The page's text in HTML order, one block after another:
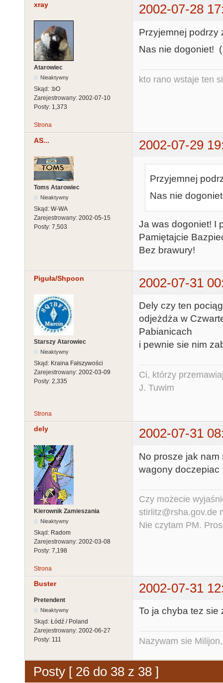
xray 2002-07-28
Atarowiec
Nieaktywny
Skąd: :bO
Zarejestrowany: 2002-07-10
Posty: 1,373
Przyjemnej
Nas nie dogoniet!
kto rano wstaje ten
Strona
AS... 2002-07-29
Toms Atarowiec
Nieaktywny
Skąd: W-WA
Zarejestrowany: 2002-05-15
Posty: 7,503
Przyjemnej
Nas nie
Ja was dogoniet! I
Pamiętajcie
Bez brawury!
Piguła/Shpoon 2002-07-31
Starszy Atarowiec
Nieaktywny
Skąd: Kraina Fałszywości
Zarejestrowany: 2002-03-09
Posty: 2,335
Dely czy ten
odjeżdża w
Pabianicach
i pewnie sie nim
Ci, którzy
J. Tuwim
Strona
dely 2002-07-31
Kierownik Zamieszania
Nieaktywny
Skąd: Radom
Zarejestrowany: 2002-03-08
Posty: 7,198
No prosze jak
wagony doczepiac
Czy możecie
stirlitz@rsha.gov.de
Nie czytam PM.
Strona
Buster 2002-07-31
Pretendent
Nieaktywny
Skąd: Łódź / Poland
Zarejestrowany: 2002-06-27
Posty: 111
To ja chyba tez
Nazywam sie
Posty [ 26 do 38 z 38 ]